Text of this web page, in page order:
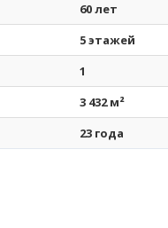
60 лет
5 этажей
1
3 432 м²
23 года